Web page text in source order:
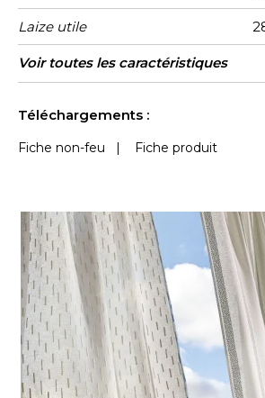
Laize utile
Rétrécissement
Raccord
Sens
Poids g/m²
Usage
Entretien
Pays
d'origine
Rapport
Horizontal
Rapport
Vertical
Conseils
de
Les tissus peuvent
confection avec
Voir toutes les caractéristiques
Téléchargements :
Fiche non-feu | Fiche produit